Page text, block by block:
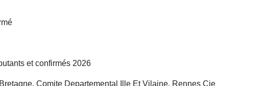
et confirmés 2026
Comite Departemental Ille Et Vilaine, Rennes Cie